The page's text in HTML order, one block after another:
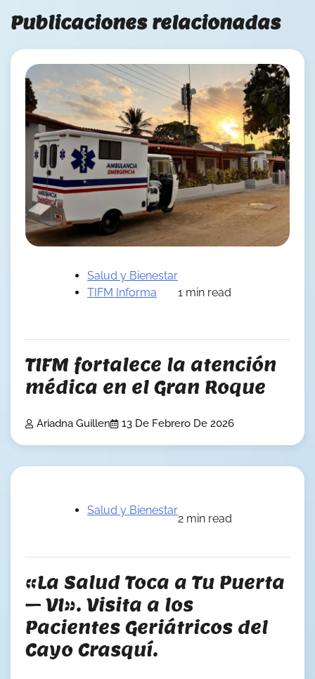
Publicaciones relacionadas
Salud y Bienestar
TIFM Informa
1 min read
TIFM fortalece la atención
médica en el Gran Roque
Ariadna Guillen 13 De Febrero De 2026
Salud y Bienestar
2 min read
«La Salud Toca a Tu Puerta
– VI». Visita a los
Pacientes Geriátricos del
Cayo Crasquí.